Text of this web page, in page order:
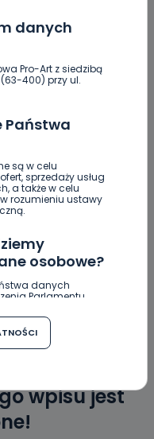
danych
Pro-Art z siedzibą
400) przy ul.
Państwa
są w celu
sprzedaży usług
a także w celu
rozumieniu ustawy
osobowe?
danych
Parlamentu
związku z
sprawie
oraz uchylenia
zgody?
nie jest
oraz nie stanowi
jest możliwe
Kowalska. "Odyseja
nie mogli z
osobówki z
maile z
puszących się i
do normy. Jest
tablice
wpisu jest